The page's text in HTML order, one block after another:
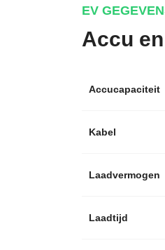
EV
Accu
Accucapaciteit
Kabel
Laadvermogen
Laadtijd